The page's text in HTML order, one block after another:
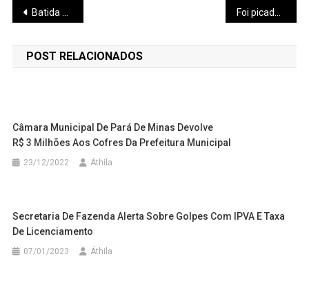
Navegação
de
Post
Batida de dois carros deixa duas pessoas feridas na BR 262 em Igaratinga
POST RELACIONADOS
Câmara Municipal De Pará De Minas Devolve
R$ 3 Milhões Aos Cofres Da Prefeitura Municipal
23/12/2022 Áthila
Secretaria De Fazenda Alerta Sobre Golpes Com IPVA E Taxa
De Licenciamento
07/01/2023 Áthila